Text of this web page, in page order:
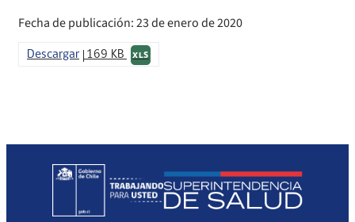
Fecha de publicación: 23 de enero de 2020
Descargar 169 KB XLS